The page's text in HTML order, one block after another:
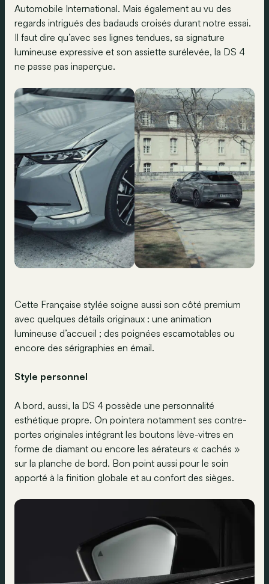
Automobile International. Mais également au vu des
regards intrigués des badauds croisés durant notre essai.
Il faut dire qu’avec ses lignes tendues, sa signature
lumineuse expressive et son assiette surélevée, la DS 4
ne passe pas inaperçue.
Cette Française stylée soigne aussi son côté premium
avec quelques détails originaux : une animation
lumineuse d’accueil ; des poignées escamotables ou
encore des sérigraphies en émail.
Style personnel
A bord, aussi, la DS 4 possède une personnalité
esthétique propre. On pointera notamment ses contre-
portes originales intégrant les boutons lève-vitres en
forme de diamant ou encore les aérateurs « cachés »
sur la planche de bord. Bon point aussi pour le soin
apporté à la finition globale et au confort des sièges.